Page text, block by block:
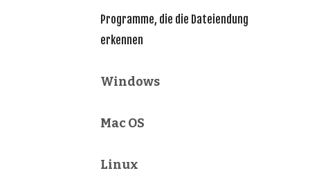
Programme, die die Dateiendung
erkennen
Windows
Mac OS
Linux